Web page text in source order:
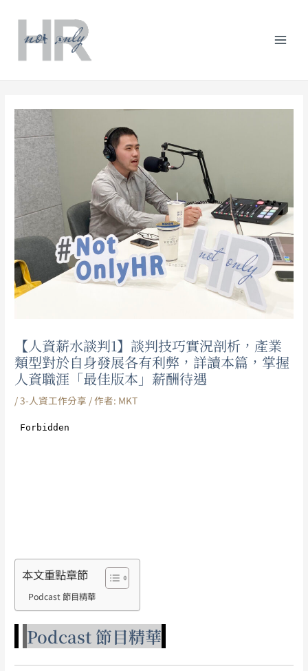
【人資薪水談判1】談判技巧實況剖析，產業
類型對於自身發展各有利弊，詳讀本篇，掌握
人資職涯「最佳版本」薪酬待遇
/3-人資工作分享 / 作者: MKT
本文重點章節
Podcast 節目精華
Podcast 節目精華
navigation